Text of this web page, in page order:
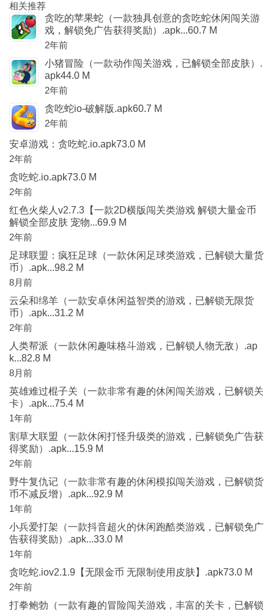
相关推荐
贪吃的苹果蛇（一款独具创意的贪吃蛇休闲闯关游
戏，解锁免广告获得奖励）.apk...60.7 M
2年前
小猪冒险（一款动作闯关游戏，已解锁全部皮肤）.
apk44.0 M
2年前
贪吃蛇io-破解版.apk60.7 M
2年前
安卓游戏：贪吃蛇.io.apk73.0 M
2年前
贪吃蛇.io.apk73.0 M
2年前
红色火柴人v2.7.3【一款2D横版闯关类游戏 解锁大量金币
解锁全部皮肤 宠物...69.9 M
2年前
足球联盟：疯狂足球（一款休闲足球类游戏，已解锁大量货
币）.apk...98.2 M
8月前
云朵和绵羊（一款安卓休闲益智类的游戏，已解锁无限货
币）.apk...31.2 M
2年前
人类帮派（一款休闲趣味格斗游戏，已解锁人物无敌）.ap
k...82.8 M
8月前
英雄难过棍子关（一款非常有趣的休闲闯关游戏，已解锁关
卡）.apk...75.4 M
1年前
割草大联盟（一款休闲打怪升级类的游戏，已解锁免广告获
得奖励）.apk...15.9 M
2年前
野牛复仇记（一款非常有趣的休闲模拟闯关游戏，已解锁货
币不减反增）.apk...92.9 M
1年前
小兵爱打架（一款抖音超火的休闲跑酷类游戏，已解锁免广
告获得奖励）.apk...33.0 M
1年前
贪吃蛇.iov2.1.9【无限金币 无限制使用皮肤】.apk73.0 M
2年前
打拳鲍勃（一款有趣的冒险闯关游戏，丰富的关卡，已解锁